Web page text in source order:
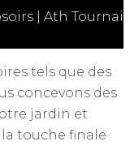
| Ath Tournai
tels que des
concevons des
jardin et
la touche finale